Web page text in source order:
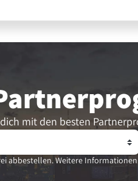
mit den besten
abbestellen. Weitere